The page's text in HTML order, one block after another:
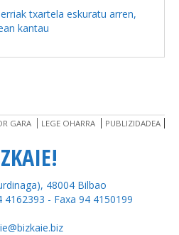
txartela eskuratu arren,
kantau
GARA LEGE OHARRA PUBLIZIDADEA
48004 Bilbao
4162393 - Faxa 94 4150199